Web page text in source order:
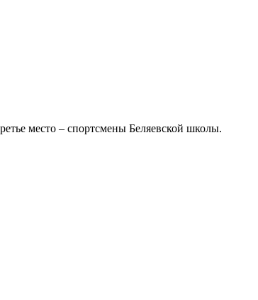
место – спортсмены Беляевской школы.